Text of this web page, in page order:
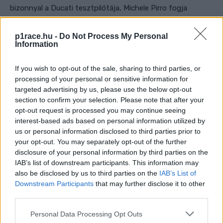
p1race.hu - Do Not Process My Personal
Information
If you wish to opt-out of the sale, sharing to third parties, or
processing of your personal or sensitive information for
targeted advertising by us, please use the below opt-out
section to confirm your selection. Please note that after your
opt-out request is processed you may continue seeing
interest-based ads based on personal information utilized by
us or personal information disclosed to third parties prior to
your opt-out. You may separately opt-out of the further
disclosure of your personal information by third parties on the
IAB’s list of downstream participants. This information may
also be disclosed by us to third parties on the IAB’s List of
Downstream Participants that may further disclose it to other
Please note that this website/app uses one or more Google
Personal Data Processing Opt Outs
bizonnyal a Ducati tesztpilótája, Michele Pirro fogja
helyettesíteni, és persze szükség esetén tovább is.
Bastianini az idei szezonra igazolt át a bolognaiak gyári
Gresinivel, és egészen az utolsó előtti futamig volt
matematikai esélye a világbajnoki címre. A szezon előtt
sokan azt gondolták, hogy szoros csatát vívhatnak a
címvédő Bagnaiával, ám ebből idén semmi nem valósult
meg.
A 25 esztendős versenyző már a szezonnyitó Portugál
Nagydíj sprintfutamán súlyos sérülést szenvedett, miután
ütközött Luca Marinivel. Ennek következményeként négy
fordulót kellett kihagynia, de még visszatérése után sem
hétvégén összesen 25 pontot gyűjtött, amellyel jelenleg a